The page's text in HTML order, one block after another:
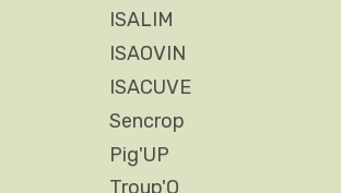
ISALIM
ISAOVIN
ISACUVE
Sencrop
Pig'UP
Troup'O